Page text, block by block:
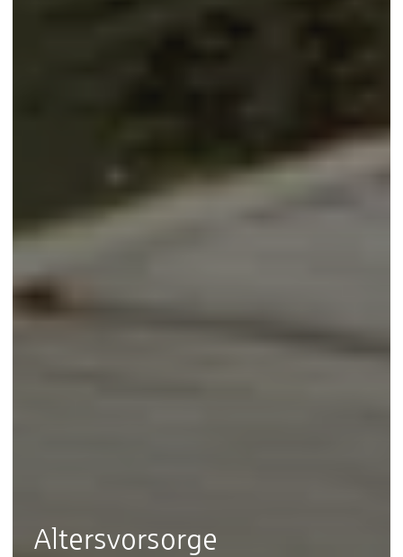
Altersvorsorge